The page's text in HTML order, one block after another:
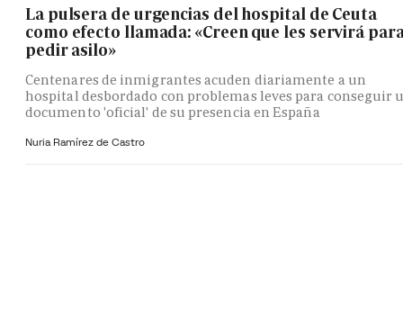
La pulsera de urgencias del hospital de Ceuta
como efecto llamada: «Creen que les servirá
pedir asilo»
Centenares de inmigrantes acuden diariamente a un
hospital desbordado con problemas leves para conseguir
documento 'oficial' de su presencia en España
Nuria Ramírez de Castro